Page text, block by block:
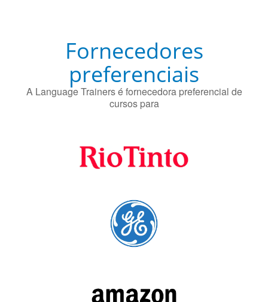
Fornecedores
preferenciais
A Language Trainers é fornecedora preferencial de
cursos para